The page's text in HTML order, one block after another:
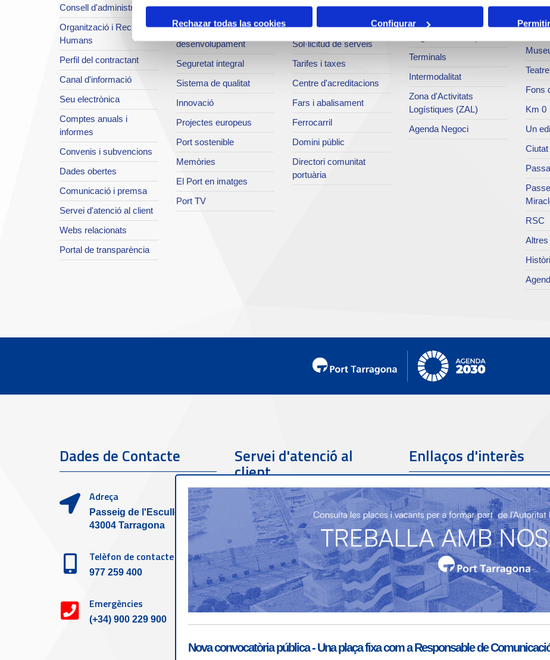
Rechazar todas las cookies Configurar
Consell d'administració
Organització i Recursos
Humans
Perfil del contractant
Canal d'informació
Seu electrònica
Comptes anuals i
informes
Convenis i subvencions
Dades obertes
Comunicació i premsa
Servei d'atenció al client
Webs relacionats
Portal de transparència
Infraestructures en
desenvolupament
Seguretat integral
Sistema de qualitat
Innovació
Projectes europeus
Port sostenible
Memòries
El Port en imatges
Port TV
Bunkering
Serveis comercials
Sol·licitud de serveis
Tarifes i taxes
Centre d'acreditacions
Fars i abalisament
Ferrocarril
Domini públic
Directori comunitat
portuària
d'entregues
Terminals
Intermodalitat
Zona d'Activitats
Logístiques (ZAL)
Agenda Negoci
Parc
Fons
Km 0
Un
RSC
Altres
Dades de Contacte
Adreça
Passeig de l'Escullera s/n,
43004 Tarragona
Telèfon de contacte
977 259 400
Emergències
(+34) 900 229 900
Servei d'atenció al
client
Telèfon de contacte
977 259 462
Email de contacte
sac@porttarragona.cat
Informació SAC
Accès a SAC ( Servei
Enllaços d'interès
Partners
Nova convocatòria pública - Una plaça fixa com a Responsable de